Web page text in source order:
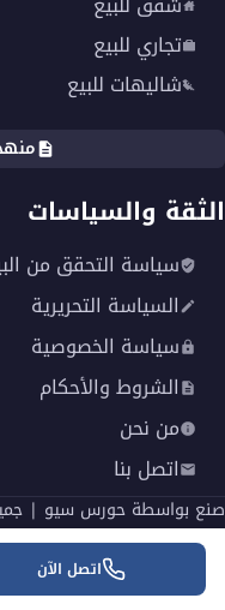
تجاري للبيع
شاليهات للبيع
الثقة والسياسات
سياسة التحقق من
السياسة التحريرية
سياسة الخصوصية
الشروط والأحكام
من نحن
اتصل بنا
صنع بواسطة حورس سيو |
اتصل الآن